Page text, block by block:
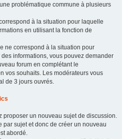
problématique commune à plusieurs
à la situation pour laquelle
en utilisant la fonction de
ne correspond à la situation pour
informations, vous pouvez demander
forum en complétant le
vos souhaits. Les modérateurs vous
de 3 jours ouvrés.
proposer un nouveau sujet de discussion.
par sujet et donc de créer un nouveau
abordé.